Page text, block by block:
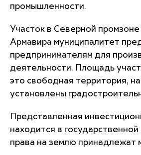
промышленности.
Участок в Северной промзоне
Армавира муниципалитет
предпринимателям для
деятельности. Площадь
это свободная территория,
установлены
Представленная
находится в
права на землю принадлежат